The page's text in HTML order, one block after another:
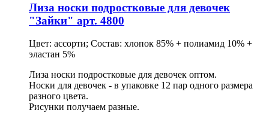
Лиза носки подростковые для девочек
"Зайки" арт. 4800
Цвет: ассорти; Состав: хлопок 85% + полиамид 10% +
эластан 5%
Лиза носки подростковые для девочек оптом.
Носки для девочек - в упаковке 12 пар одного размера
разного цвета.
Рисунки получаем разные.